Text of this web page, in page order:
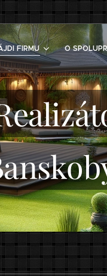
FIRMU O